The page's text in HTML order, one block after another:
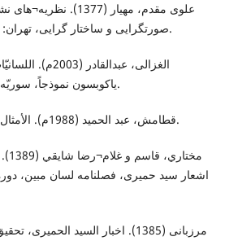
علوی مقدم، مهیار
صورتگرایی و ساختار گرایی، تهران: چاپ اول، انتشارات سمت.
الغزالی،
ياکوبسون نموذجاً، سوريّه، الطبعه الأولی، دار الحوار.
قطامش، عبد الحمید (1988م). الأمثال العربیه، دمشق، دار الفکر.
مرزبانى (1385). اخبار السيد